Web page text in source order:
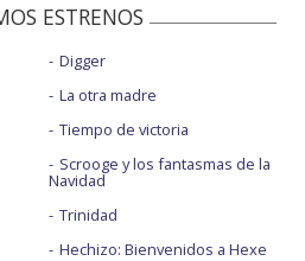
ESTRENOS
Digger
La otra madre
Tiempo de victoria
Scrooge y los fantasmas de la
Navidad
Trinidad
Hechizo: Bienvenidos a Hexe